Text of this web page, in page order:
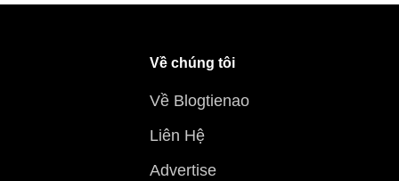
Về chúng tôi
Về Blogtienao
Liên Hệ
Advertise